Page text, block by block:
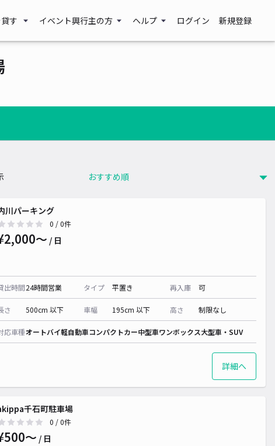
す イベント興行主の方 ヘルプ ログイン 新規登録
川パーキング
0 / 0件
〜 / 日
出時間24時間営業 タイプ 平置き 再入庫 可
さ 500cm 以下 車幅 195cm 以下 高さ 制限なし
応車種オートバイ軽自動車コンパクトカー中型車ワンボックス大型車・SUV
詳細へ
千石町駐車場
0 / 0件
〜 / 日